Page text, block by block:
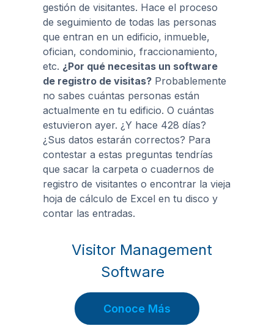
gestión de visitantes. Hace el proceso
de seguimiento de todas las personas
que entran en un edificio, inmueble,
ofician, condominio, fraccionamiento,
etc. ¿Por qué necesitas un software
de registro de visitas? Probablemente
no sabes cuántas personas están
actualmente en tu edificio. O cuántas
estuvieron ayer. ¿Y hace 428 días?
¿Sus datos estarán correctos? Para
contestar a estas preguntas tendrías
que sacar la carpeta o cuadernos de
registro de visitantes o encontrar la vieja
hoja de cálculo de Excel en tu disco y
contar las entradas.
Visitor Management
Software
Conoce Más